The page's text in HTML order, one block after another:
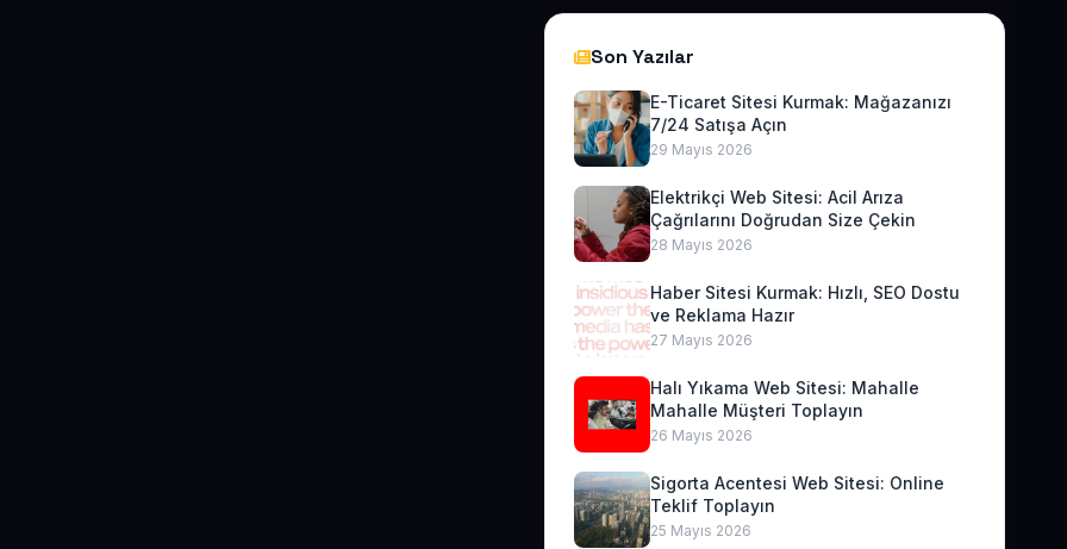
Son Yazılar
E-Ticaret Sitesi Kurmak: Mağazanızı
7/24 Satışa Açın
29 Mayıs 2026
Elektrikçi Web Sitesi: Acil Arıza
Çağrılarını Doğrudan Size Çekin
28 Mayıs 2026
Haber Sitesi Kurmak: Hızlı, SEO Dostu
ve Reklama Hazır
27 Mayıs 2026
Halı Yıkama Web Sitesi: Mahalle
Mahalle Müşteri Toplayın
26 Mayıs 2026
Sigorta Acentesi Web Sitesi: Online
Teklif Toplayın
25 Mayıs 2026